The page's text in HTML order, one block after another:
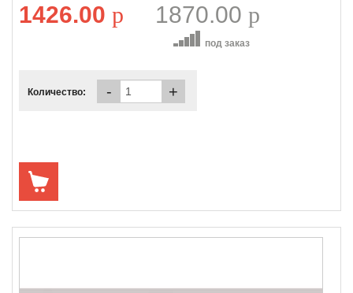
1426.00 p 1870.00 p
под заказ
Количество: - +